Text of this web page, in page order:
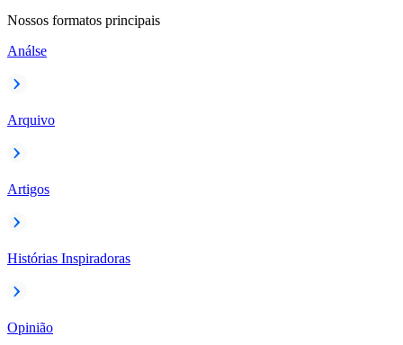
Nossos formatos principais
Análse
Arquivo
Artigos
Histórias Inspiradoras
Opinião